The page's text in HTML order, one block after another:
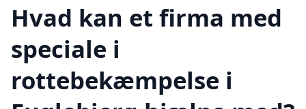
Hvad kan et firma med
speciale i
rottebekæmpelse i